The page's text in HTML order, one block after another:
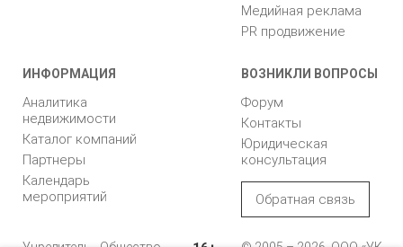
Медийная реклама
PR продвижение
ИНФОРМАЦИЯ
Аналитика
недвижимости
Каталог компаний
Партнеры
Календарь
мероприятий
ВОЗНИКЛИ ВОПРОСЫ
Форум
Контакты
Юридическая
консультация
Обратная связь